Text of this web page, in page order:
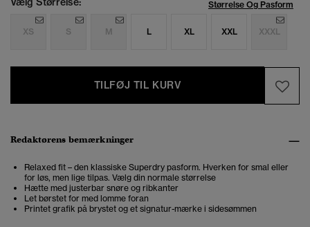
Størrelse Og Pasform
XS S M L XL XXL XXXL
TILFØJ TIL KURV
Redaktørens bemærkninger
Relaxed fit – den klassiske Superdry pasform. Hverken for smal eller
for løs, men lige tilpas. Vælg din normale størrelse
Hætte med justerbar snøre og ribkanter
Let børstet for med lomme foran
Printet grafik på brystet og et signatur-mærke i sidesømmen